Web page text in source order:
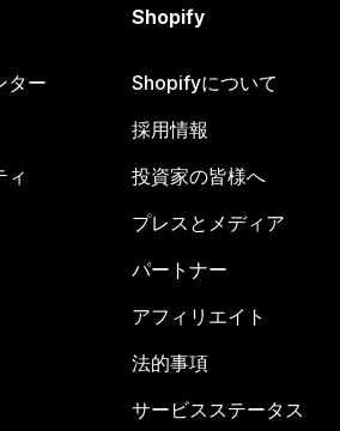
ター
ィ
Shopify
Shopifyについて
採用情報
投資家の皆様へ
プレスとメディア
パートナー
アフィリエイト
法的事項
サービスステータス